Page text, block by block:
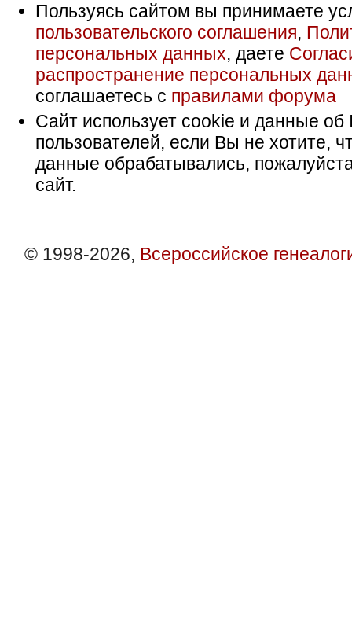
Пользуясь сайтом вы принимаете
пользовательского соглашения,
персональных данных, даете
распространение персональных
соглашаетесь с правилами форума
Сайт использует cookie и данные об
пользователей, если Вы не хотите,
данные обрабатывались,
сайт.
© 1998-2026, Всероссийское